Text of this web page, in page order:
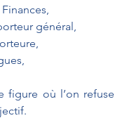
général,
figure où l’on refuse